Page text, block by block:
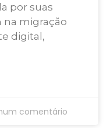
por suas
migração
digital,
comentário